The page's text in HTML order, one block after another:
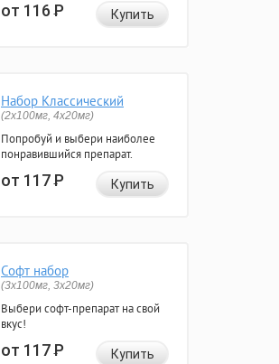
от 116Р Купить
Набор Классический
(2x100мг, 4x20мг)
Попробуй и выбери наиболее
понравившийся препарат.
от 117Р Купить
Софт набор
(3x100мг, 3x20мг)
Выбери софт-препарат на свой
вкус!
от 117Р Купить